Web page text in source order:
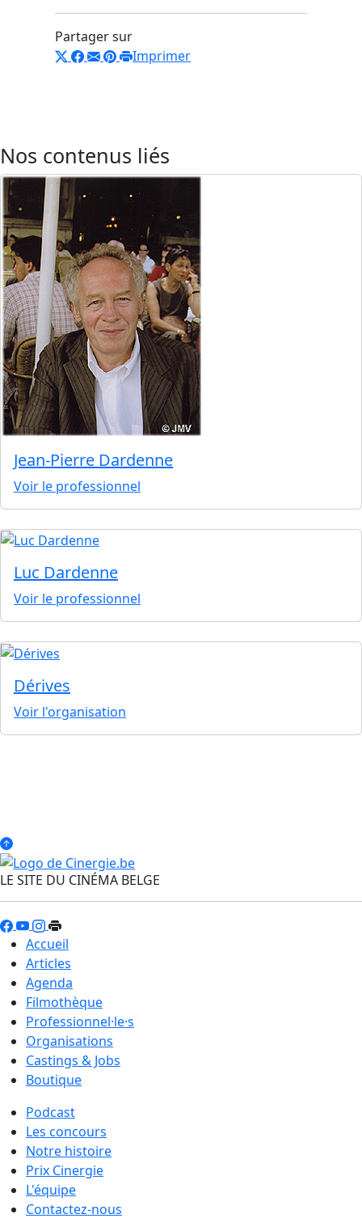
Partager sur
Imprimer
Nos contenus liés
Jean-Pierre Dardenne
Voir le professionnel
Luc Dardenne
Voir le professionnel
Dérives
Voir l'organisation
LE SITE DU CINÉMA BELGE
Accueil
Articles
Agenda
Filmothèque
Professionnel·le·s
Organisations
Castings & Jobs
Boutique
Podcast
Les concours
Notre histoire
Prix Cinergie
L'équipe
Contactez-nous